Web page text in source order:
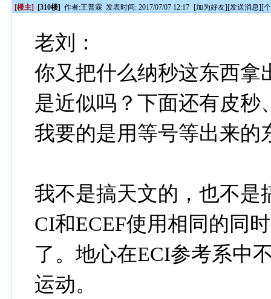
[楼主] [310楼] 作者:王普霖 发表时间: 2017/07/07 12:17 [加为好友][发送消息][
老刘：
你又把什么纳秒这东西拿
是近似吗？下面还有皮秒
我要的是用等号等出来的
我不是搞天文的，也不是
CI和ECEF使用相同的同
了。地心在ECI参考系中
运动。